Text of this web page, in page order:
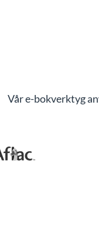
Vår e-bokverktyg